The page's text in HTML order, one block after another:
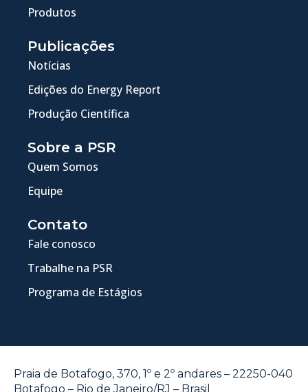
Produtos
Publicações
Notícias
Edições do Energy Report
Produção Científica
Sobre a PSR
Quem Somos
Equipe
Contato
Fale conosco
Trabalhe na PSR
Programa de Estágios
Praia de Botafogo, 370, 1º e 2º andares – 22250-040
Botafogo – Rio de Janeiro/RJ – Brasil